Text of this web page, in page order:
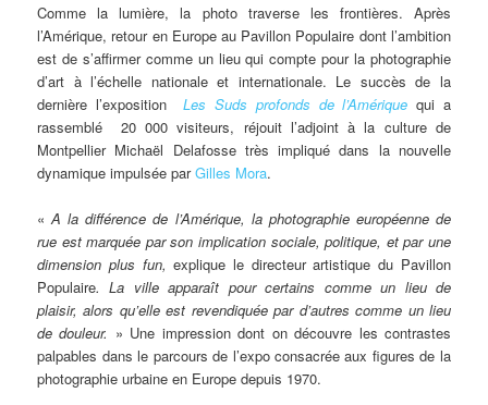
Comme la lumière, la photo traverse les frontières. Après
l’Amérique, retour en Europe au Pavillon Populaire dont l’ambition
est de s’affirmer comme un lieu qui compte pour la photographie
d’art à l’échelle nationale et internationale. Le succès de la
dernière l’expositionLes Suds profonds de l’Amériquequi a
rassemblé 20 000 visiteurs, réjouit l’adjoint à la culture de
Montpellier Michaël Delafosse très impliqué dans la nouvelle
dynamique impulsée parGilles Mora.
« A la différence de l’Amérique, la photographie européenne de
rue est marquée par son implication sociale, politique, et par une
dimension plus fun,explique le directeur artistique du Pavillon
Populaire. La ville apparaît pour certains comme un lieu de
plaisir, alors qu’elle est revendiquée par d’autres comme un lieu
de douleur. » Une impression dont on découvre les contrastes
palpables dans le parcours de l’expo consacrée aux figures de la
photographie urbaine en Europe depuis 1970.